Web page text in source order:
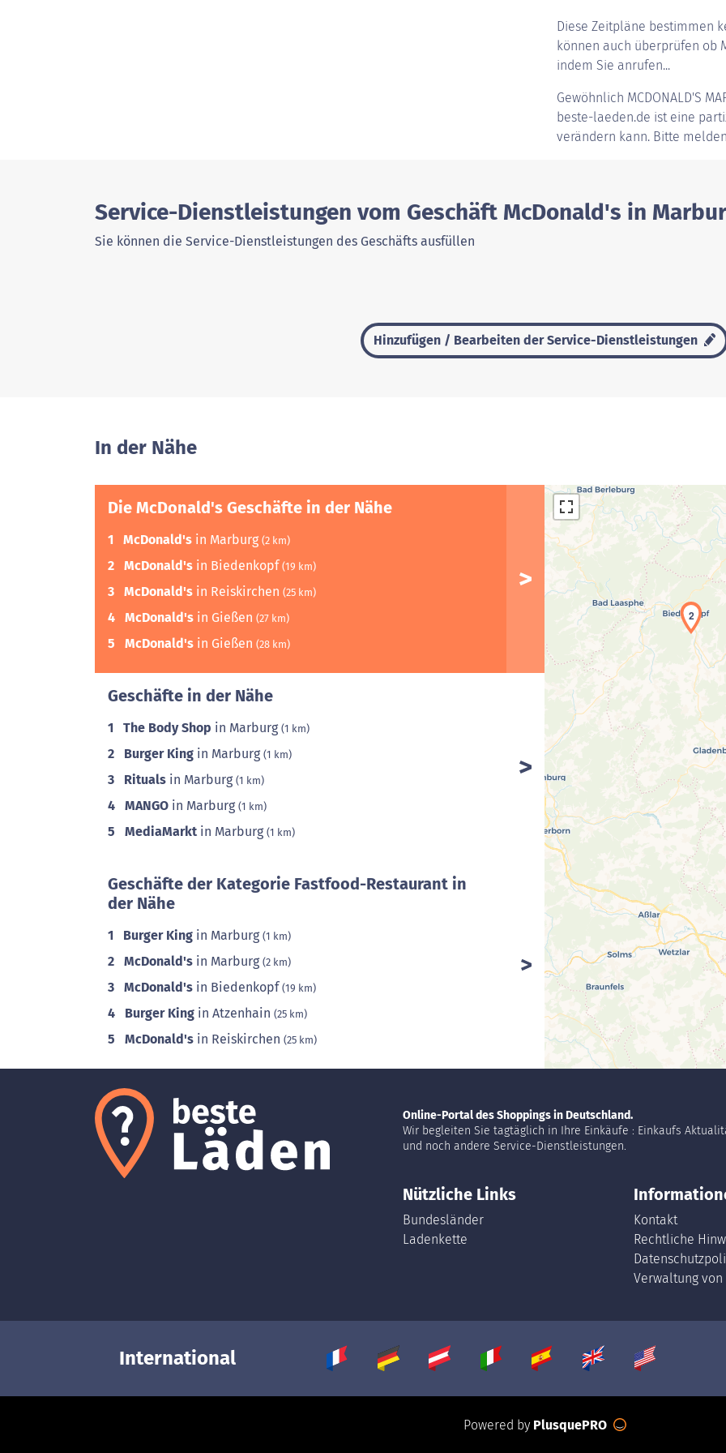
Diese Zeitpläne bestimmen
können auch überprüfen ob
indem Sie anrufen...
Gewöhnlich MCDONALD'S
beste-laeden.de ist eine
verändern kann. Bitte
Service-Dienstleistungen vom Geschäft McDonald's in
Sie können die Service-Dienstleistungen des Geschäfts ausfüllen
Hinzufügen / Bearbeiten der Service-Dienstleistungen
In der Nähe
Die McDonald's Geschäfte in der Nähe
1 McDonald's in Marburg (2 km)
2 McDonald's in Biedenkopf (19 km)
3 McDonald's in Reiskirchen (25 km)
4 McDonald's in Gießen (27 km)
5 McDonald's in Gießen (28 km)
Geschäfte in der Nähe
1 The Body Shop in Marburg (1 km)
2 Burger King in Marburg (1 km)
3 Rituals in Marburg (1 km)
4 MANGO in Marburg (1 km)
5 MediaMarkt in Marburg (1 km)
Geschäfte der Kategorie Fastfood-Restaurant in
der Nähe
1 Burger King in Marburg (1 km)
2 McDonald's in Marburg (2 km)
3 McDonald's in Biedenkopf(19 km)
4 Burger King in Atzenhain (25 km)
5 McDonald's in Reiskirchen (25 km)
2
Online-Portal des Shoppings in Deutschland.
Wir begleiten Sie tagtäglich in Ihre Einkäufe : Einkaufs
und noch andere Service-Dienstleistungen.
Nützliche Links
Bundesländer
Ladenkette
Kontakt
Rechtliche
Verwaltung von
International
Powered by PlusquePRO